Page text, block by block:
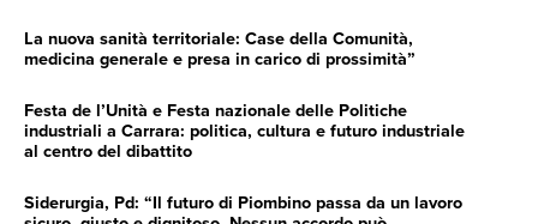
La nuova sanità territoriale: Case della Comunità,
medicina generale e presa in carico di prossimità”
Festa de l’Unità e Festa nazionale delle Politiche
industriali a Carrara: politica, cultura e futuro industriale
al centro del dibattito
Siderurgia, Pd: “Il futuro di Piombino passa da un lavoro